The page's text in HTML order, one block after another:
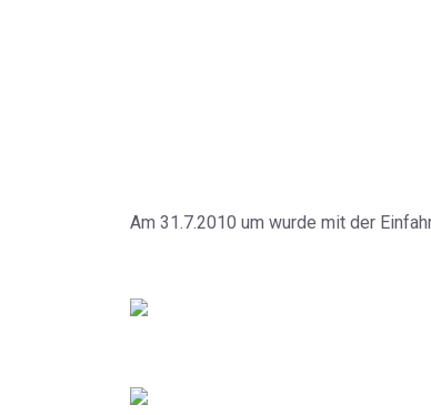
Am 31.7.2010 um wurde mit der